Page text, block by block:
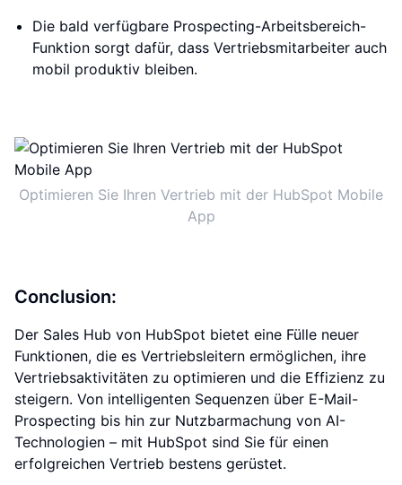
Die bald verfügbare Prospecting-Arbeitsbereich-
Funktion sorgt dafür, dass Vertriebsmitarbeiter auch
mobil produktiv bleiben.
Optimieren Sie Ihren Vertrieb mit der HubSpot Mobile
App
Conclusion:
Der Sales Hub von HubSpot bietet eine Fülle neuer
Funktionen, die es Vertriebsleitern ermöglichen, ihre
Vertriebsaktivitäten zu optimieren und die Effizienz zu
steigern. Von intelligenten Sequenzen über E-Mail-
Prospecting bis hin zur Nutzbarmachung von AI-
Technologien – mit HubSpot sind Sie für einen
erfolgreichen Vertrieb bestens gerüstet.